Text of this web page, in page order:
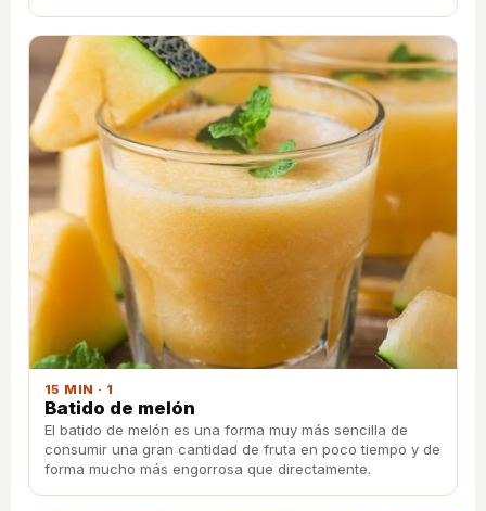
15 MIN · 1
Batido de melón
El batido de melón es una forma muy más sencilla de
consumir una gran cantidad de fruta en poco tiempo y de
forma mucho más engorrosa que directamente.